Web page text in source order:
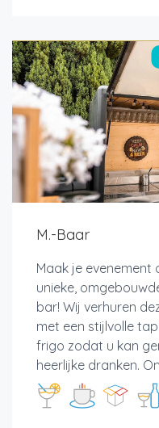
M.-Baar
Maak je evenement
unieke,
bar! Wij verhuren
met een stijlvolle
frigo zodat u kan
heerlijke dranken.